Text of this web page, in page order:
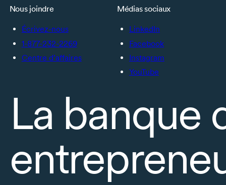
Nous joindre
Écrivez-nous
1-877-232-2269
Centre d’affaires
Médias sociaux
LinkedIn
Facebook
Instagram
YouTube
La banque